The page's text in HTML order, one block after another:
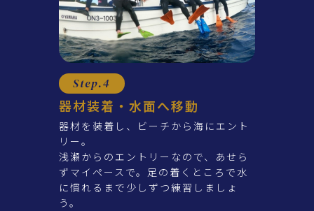
Step.4
器材装着・水面へ移動
器材を装着し、ビーチから海にエント
リー。
浅瀬からのエントリーなので、あせら
ずマイペースで。足の着くところで水
に慣れるまで少しずつ練習しましょ
う。